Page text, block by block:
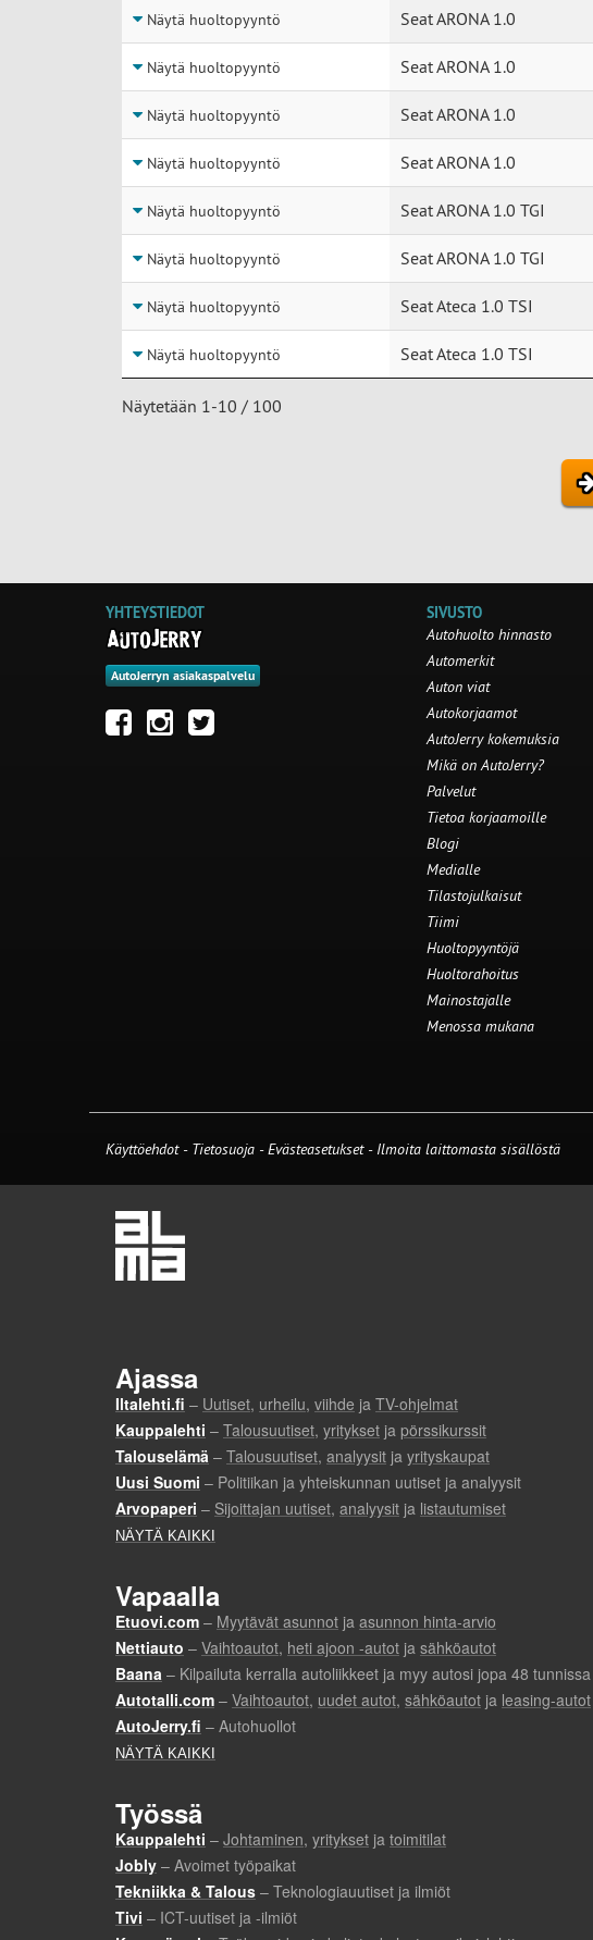
Näytä huoltopyyntö Seat ARONA 1.0
Näytä huoltopyyntö Seat ARONA 1.0
Näytä huoltopyyntö Seat ARONA 1.0
Näytä huoltopyyntö Seat ARONA 1.0
Näytä huoltopyyntö Seat ARONA 1.0 TGI
Näytä huoltopyyntö Seat ARONA 1.0 TGI
Näytä huoltopyyntö Seat Ateca 1.0 TSI
Näytä huoltopyyntö Seat Ateca 1.0 TSI
Näytetään 1-10 / 100
YHTEYSTIEDOT
AutoJerryn asiakaspalvelu
SIVUSTO
Autohuolto hinnasto
Automerkit
Auton viat
Autokorjaamot
AutoJerry kokemuksia
Mikä on AutoJerry?
Palvelut
Tietoa korjaamoille
Blogi
Medialle
Tilastojulkaisut
Tiimi
Huoltopyyntöjä
Huoltorahoitus
Mainostajalle
Menossa mukana
Käyttöehdot - Tietosuoja -Evästeasetukset- Ilmoita laittomasta sisällöstä